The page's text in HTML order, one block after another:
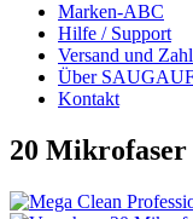
Marken-ABC
Hilfe / Support
Versand und
Über
Kontakt
20 Mikrofaser